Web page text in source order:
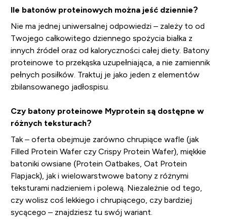
Ile batonów proteinowych można jeść dziennie?
Nie ma jednej uniwersalnej odpowiedzi – zależy to od
Twojego całkowitego dziennego spożycia białka z
innych źródeł oraz od kaloryczności całej diety. Batony
proteinowe to przekąska uzupełniająca, a nie zamiennik
pełnych posiłków. Traktuj je jako jeden z elementów
zbilansowanego jadłospisu.
Czy batony proteinowe Myprotein są dostępne w
różnych teksturach?
Tak – oferta obejmuje zarówno chrupiące wafle (jak
Filled Protein Wafer czy Crispy Protein Wafer), miękkie
batoniki owsiane (Protein Oatbakes, Oat Protein
Flapjack), jak i wielowarstwowe batony z różnymi
teksturami nadzieniem i polewą. Niezależnie od tego,
czy wolisz coś lekkiego i chrupiącego, czy bardziej
sycącego – znajdziesz tu swój wariant.